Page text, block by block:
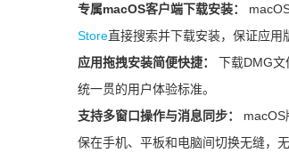
专属macOS客户端下载安装：
Store直接搜索并下载安装，保证应用
应用拖拽安装简便快捷：
下载DMG文
统一贯的用户体验标准。
支持多窗口操作与消息同步：
macOS
保在手机、平板和电脑间切换无缝，